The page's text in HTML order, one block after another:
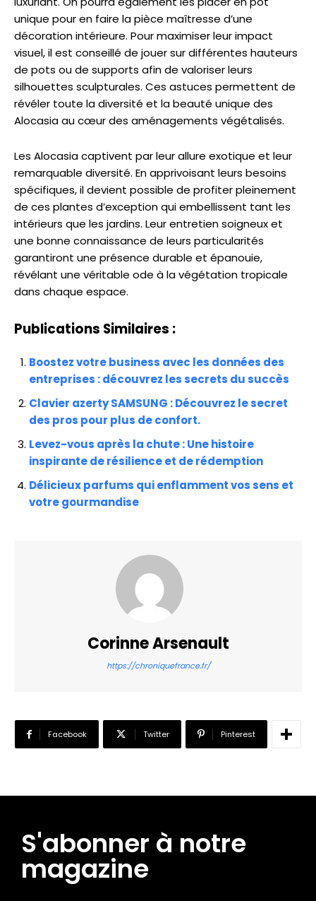
unique pour en faire la pièce maîtresse d’une
décoration intérieure. Pour maximiser leur impact
visuel, il est conseillé de jouer sur différentes hauteurs
de pots ou de supports afin de valoriser leurs
silhouettes sculpturales. Ces astuces permettent de
révéler toute la diversité et la beauté unique des
Alocasia au cœur des aménagements végétalisés.
Les Alocasia captivent par leur allure exotique et leur
remarquable diversité. En apprivoisant leurs besoins
spécifiques, il devient possible de profiter pleinement
de ces plantes d’exception qui embellissent tant les
intérieurs que les jardins. Leur entretien soigneux et
une bonne connaissance de leurs particularités
garantiront une présence durable et épanouie,
révélant une véritable ode à la végétation tropicale
dans chaque espace.
Publications Similaires :
Boostez votre business avec les données des
entreprises : découvrez les secrets du succès
Clavier azerty SAMSUNG : Découvrez le secret
des pros pour plus de confort.
Levez-vous après la chute : Une histoire
inspirante de résilience et de rédemption
Délicieux parfums qui enflamment vos sens et
votre gourmandise
Corinne Arsenault
https://chroniquefrance.fr/
Facebook Twitter Pinterest
S'abonner à notre
magazine